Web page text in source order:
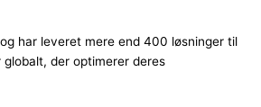
har leveret mere end 400 løsninger til
der optimerer deres